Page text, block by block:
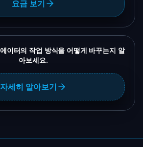
요금 보기
이터의 작업 방식을 어떻게 바꾸는지 알
아보세요.
자세히 알아보기